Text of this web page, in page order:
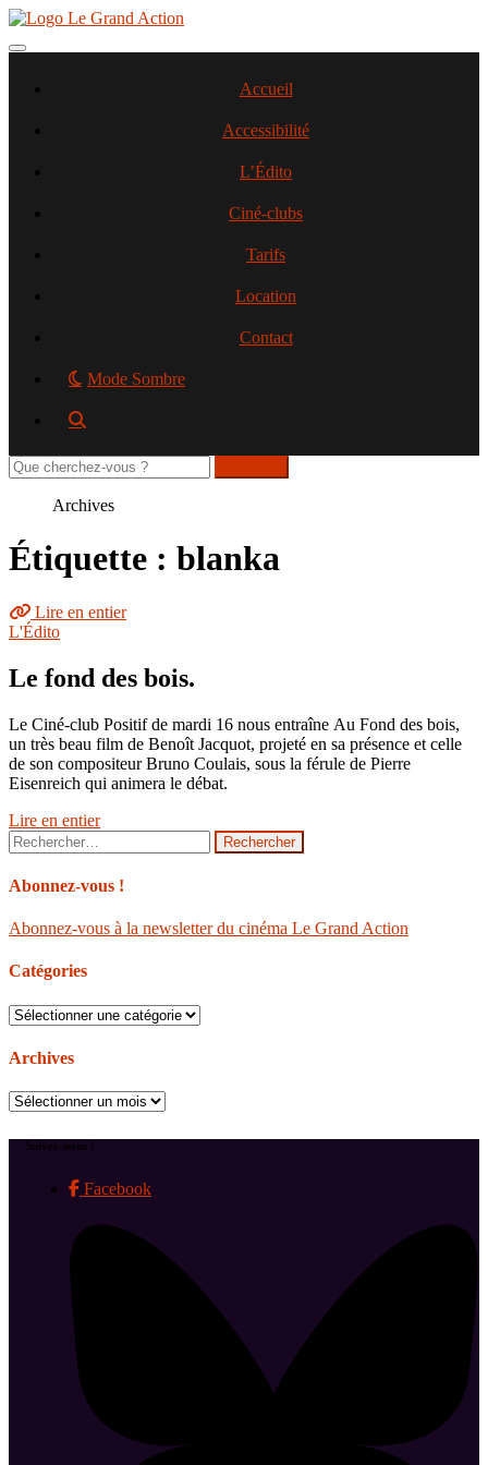
Aller
contenu
Toggle navigation
Accueil
Accessibilité
L’Édito
Ciné-clubs
Tarifs
Location
Contact
Mode Sombre
Rechercher
sur
Archives
Étiquette : blanka
Lire en entier
L'Édito
Le fond des bois.
Le Ciné-club Positif de mardi 16 nous entraîne Au Fond des bois,
un très beau film de Benoît Jacquot, projeté en sa présence et celle
de son compositeur Bruno Coulais, sous la férule de Pierre
Eisenreich qui animera le débat.
Lire en entier
Rechercher :
Abonnez-vous !
Abonnez-vous à la newsletter du cinéma Le Grand Action
Catégories
Catégories
Archives
Archives
Suivez-nous !
Facebook